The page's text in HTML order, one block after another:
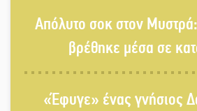
«Χάθηκε ένας
σπουδαίους
κάνουν τον
ανθρώπινο»
Χωρίς
Απόλυτο σοκ στον
βρέθηκε μέσα σε
«Έφυγε» ένας γνήσιος